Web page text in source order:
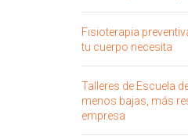
Fisioterapia
tu cuerpo necesita
Talleres de Escuela
menos bajas, más
empresa